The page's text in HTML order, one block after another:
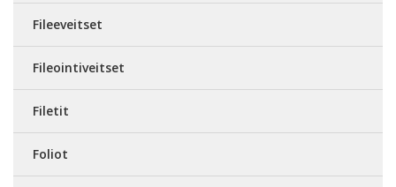
Fileeveitset
Fileointiveitset
Filetit
Foliot